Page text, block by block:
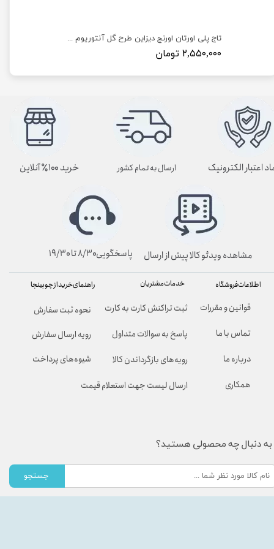
تاج پلی اورتان اورنج دیزاین طرح گل آنتوریوم A112 تا A117
۲,۵۵۰,۰۰۰ تومان
راهنمای خرید از چوبینجا
نحوه ثبت سفارش
رویه ارسال سفارش
شیوه‌های پرداخت
خدمات مشتریان
ثبت تراکنش کارت به کارت
پاسخ به سوالات متداول
رویه‌های بازگرداندن کالا
ارسال لیست جهت استعلام قیمت
اطلاعات فروشگاه
قوانین و مقررات
تماس با ما
درباره ما
همکاری
به دنبال چه محصولی هستید؟
جستجو
ارسال به تمام کشور
پاسخگویی۸/۳۰ تا ۱۹/۳۰
اعتبار الکترونیک خرید ۱۰۰٪ آنلاین
مشاهده ویدئو کالا پیش از ارسال